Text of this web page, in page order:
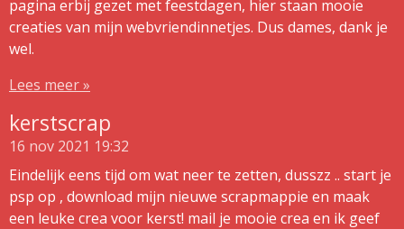
pagina erbij gezet met feestdagen, hier staan mooie
creaties van mijn webvriendinnetjes. Dus dames, dank je
wel.
Lees meer »
kerstscrap
16 nov 2021 19:32
Eindelijk eens tijd om wat neer te zetten, dusszz .. start je
psp op , download mijn nieuwe scrapmappie en maak
een leuke crea voor kerst! mail je mooie crea en ik geef